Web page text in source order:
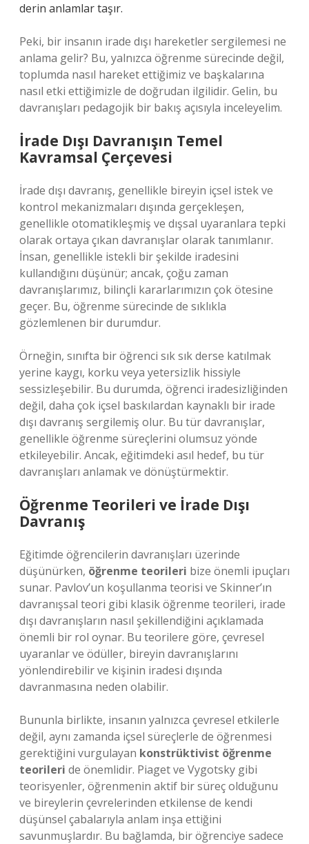
derin anlamlar taşır.
Peki, bir insanın irade dışı hareketler sergilemesi ne
anlama gelir? Bu, yalnızca öğrenme sürecinde değil,
toplumda nasıl hareket ettiğimiz ve başkalarına
nasıl etki ettiğimizle de doğrudan ilgilidir. Gelin, bu
davranışları pedagojik bir bakış açısıyla inceleyelim.
İrade Dışı Davranışın Temel
Kavramsal Çerçevesi
İrade dışı davranış, genellikle bireyin içsel istek ve
kontrol mekanizmaları dışında gerçekleşen,
genellikle otomatikleşmiş ve dışsal uyaranlara tepki
olarak ortaya çıkan davranışlar olarak tanımlanır.
İnsan, genellikle istekli bir şekilde iradesini
kullandığını düşünür; ancak, çoğu zaman
davranışlarımız, bilinçli kararlarımızın çok ötesine
geçer. Bu, öğrenme sürecinde de sıklıkla
gözlemlenen bir durumdur.
Örneğin, sınıfta bir öğrenci sık sık derse katılmak
yerine kaygı, korku veya yetersizlik hissiyle
sessizleşebilir. Bu durumda, öğrenci iradesizliğinden
değil, daha çok içsel baskılardan kaynaklı bir irade
dışı davranış sergilemiş olur. Bu tür davranışlar,
genellikle öğrenme süreçlerini olumsuz yönde
etkileyebilir. Ancak, eğitimdeki asıl hedef, bu tür
davranışları anlamak ve dönüştürmektir.
Öğrenme Teorileri ve İrade Dışı
Davranış
Eğitimde öğrencilerin davranışları üzerinde
düşünürken, öğrenme teorileri bize önemli ipuçları
sunar. Pavlov’un koşullanma teorisi ve Skinner’ın
davranışsal teori gibi klasik öğrenme teorileri, irade
dışı davranışların nasıl şekillendiğini açıklamada
önemli bir rol oynar. Bu teorilere göre, çevresel
uyaranlar ve ödüller, bireyin davranışlarını
yönlendirebilir ve kişinin iradesi dışında
davranmasına neden olabilir.
Bununla birlikte, insanın yalnızca çevresel etkilerle
değil, aynı zamanda içsel süreçlerle de öğrenmesi
gerektiğini vurgulayan konstrüktivist öğrenme
teorileri de önemlidir. Piaget ve Vygotsky gibi
teorisyenler, öğrenmenin aktif bir süreç olduğunu
ve bireylerin çevrelerinden etkilense de kendi
düşünsel çabalarıyla anlam inşa ettiğini
savunmuşlardır. Bu bağlamda, bir öğrenciye sadece